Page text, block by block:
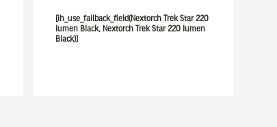
[ih_use_fallback_field(Nextorch Trek Star 220
lumen Black, Nextorch Trek Star 220 lumen
Black)]